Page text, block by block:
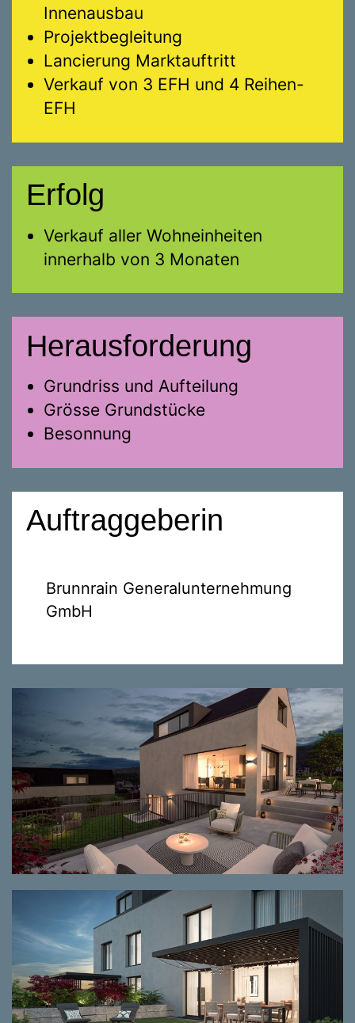
Innenausbau
Projektbegleitung
Lancierung Marktauftritt
Verkauf von 3 EFH und 4 Reihen-
EFH
Erfolg
Verkauf aller Wohneinheiten
innerhalb von 3 Monaten
Herausforderung
Grundriss und Aufteilung
Grösse Grundstücke
Besonnung
Auftraggeberin
Brunnrain Generalunternehmung
GmbH